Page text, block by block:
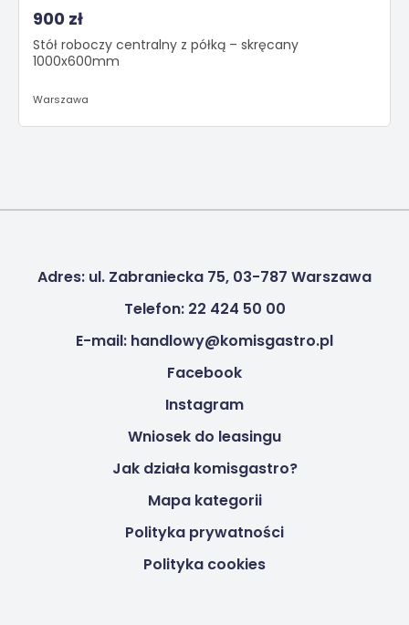
900 zł
Stół roboczy centralny z półką – skręcany
1000x600mm
Warszawa
Adres: ul. Zabraniecka 75, 03-787 Warszawa
Telefon: 22 424 50 00
E-mail: handlowy@komisgastro.pl
Facebook
Instagram
Wniosek do leasingu
Jak działa komisgastro?
Mapa kategorii
Polityka prywatności
Polityka cookies